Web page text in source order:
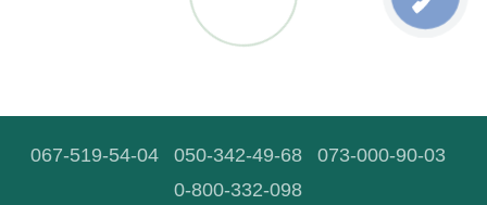
067-519-54-04 050-342-49-68
073-000-90-03
0-800-332-098